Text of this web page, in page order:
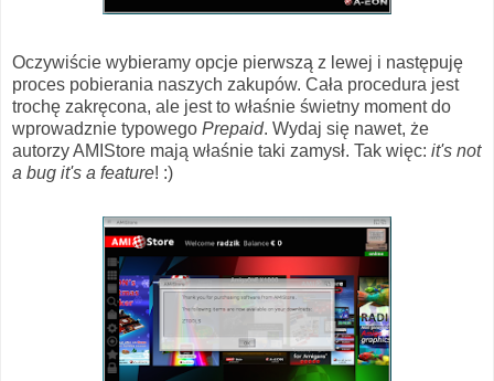
Oczywiście wybieramy opcje pierwszą z lewej i następuję
proces pobierania naszych zakupów. Cała procedura jest
trochę zakręcona, ale jest to właśnie świetny moment do
wprowadznie typowego Prepaid. Wydaj się nawet, że
autorzy AMIStore mają właśnie taki zamysł. Tak więc: it's not
a bug it's a feature! :)